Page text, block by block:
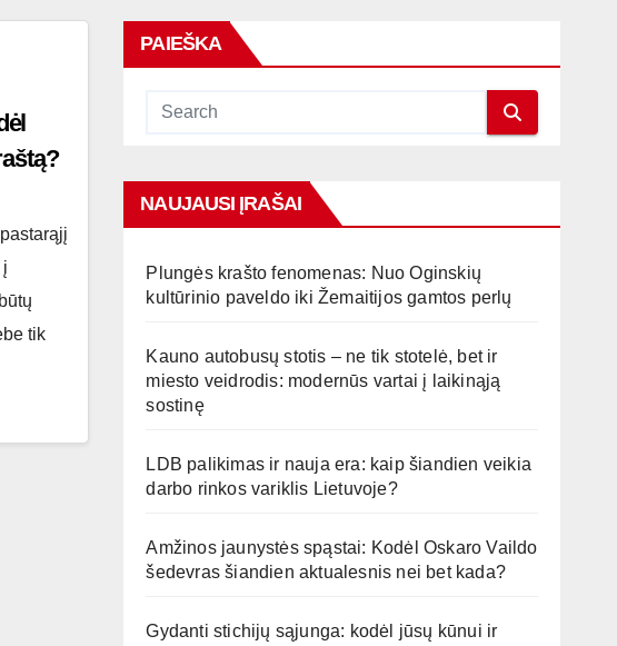
tik
PAIEŠKA
NAUJAUSI ĮRAŠAI
Plungės krašto fenomenas: Nuo Oginskių
kultūrinio paveldo iki Žemaitijos gamtos perlų
Kauno autobusų stotis – ne tik stotelė, bet ir
miesto veidrodis: modernūs vartai į laikinąją
sostinę
LDB palikimas ir nauja era: kaip šiandien veikia
darbo rinkos variklis Lietuvoje?
Amžinos jaunystės spąstai: Kodėl Oskaro Vaildo
šedevras šiandien aktualesnis nei bet kada?
Gydanti stichijų sąjunga: kodėl jūsų kūnui ir